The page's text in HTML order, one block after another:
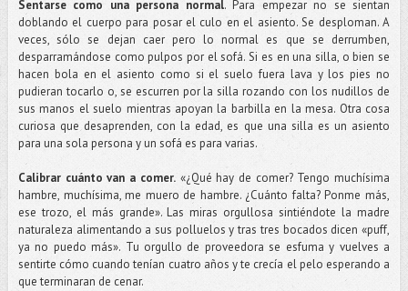
Sentarse como una persona normal. Para empezar no se sientan
doblando el cuerpo para posar el culo en el asiento. Se desploman. A
veces, sólo se dejan caer pero lo normal es que se derrumben,
desparramándose como pulpos por el sofá. Si es en una silla, o bien se
hacen bola en el asiento como si el suelo fuera lava y los pies no
pudieran tocarlo o, se escurren por la silla rozando con los nudillos de
sus manos el suelo mientras apoyan la barbilla en la mesa. Otra cosa
curiosa que desaprenden, con la edad, es que una silla es un asiento
para una sola persona y un sofá es para varias.
Calibrar cuánto van a comer.«¿Qué hay de comer? Tengo muchísima
hambre, muchísima, me muero de hambre. ¿Cuánto falta? Ponme más,
ese trozo, el más grande». Las miras orgullosa sintiéndote la madre
naturaleza alimentando a sus polluelos y tras tres bocados dicen «puff,
ya no puedo más». Tu orgullo de proveedora se esfuma y vuelves a
sentirte cómo cuando tenían cuatro años y te crecía el pelo esperando a
que terminaran de cenar.